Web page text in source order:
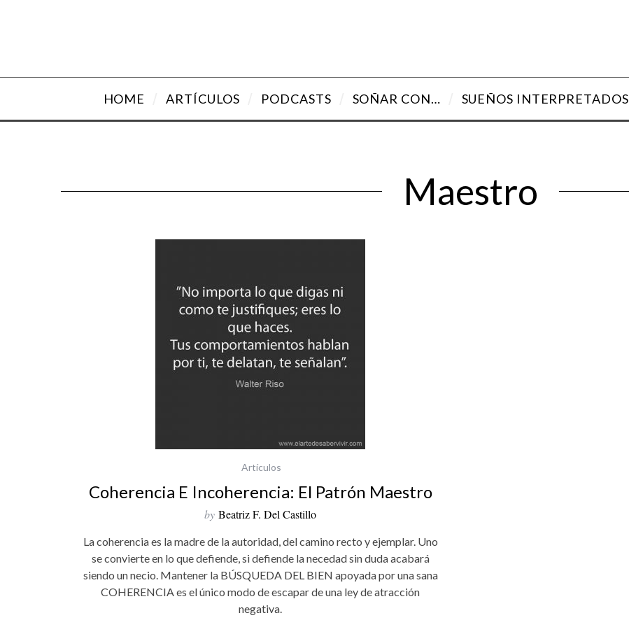
HOME ARTÍCULOS PODCASTS SOÑAR CON… SUEÑOS INTERPRETADOS
Maestro
Artículos
Coherencia E Incoherencia: El Patrón Maestro
by Beatriz F. Del Castillo
La coherencia es la madre de la autoridad, del camino recto y ejemplar. Uno
se convierte en lo que defiende, si defiende la necedad sin duda acabará
siendo un necio. Mantener la BÚSQUEDA DEL BIEN apoyada por una sana
COHERENCIA es el único modo de escapar de una ley de atracción
negativa.